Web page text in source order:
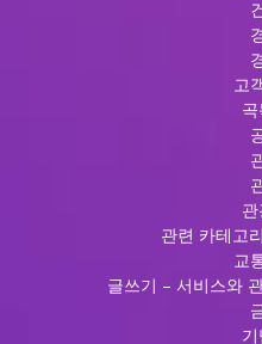
고
관련 카테고
교
글쓰기 – 서비스와